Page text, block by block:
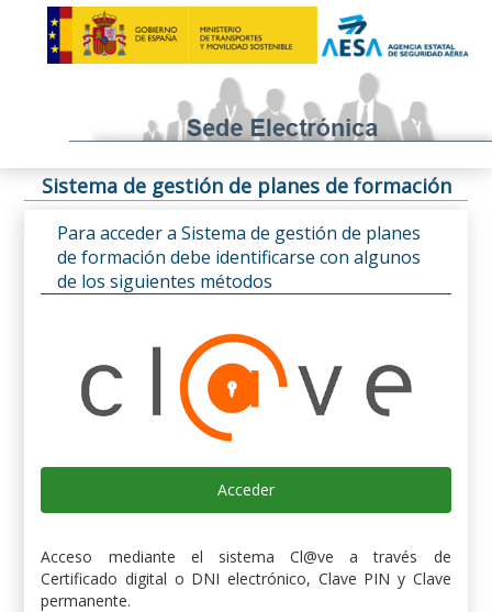
Sistema de gestión de planes de formación
Para acceder a Sistema de gestión de planes
de formación debe identificarse con algunos
de los siguientes métodos
Acceder
Acceso mediante el sistema Cl@ve a través de
Certificado digital o DNI electrónico, Clave PIN y Clave
permanente.